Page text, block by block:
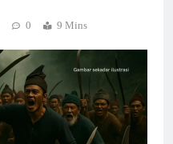
0 9 Mins